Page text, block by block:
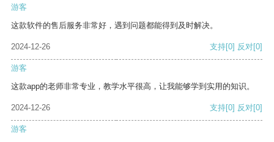
游客
这款软件的售后服务非常好，遇到问题都能得到及时解决。
2024-12-26 支持[0] 反对[0]
游客
这款app的老师非常专业，教学水平很高，让我能够学到实用的知识。
2024-12-26 支持[0] 反对[0]
游客